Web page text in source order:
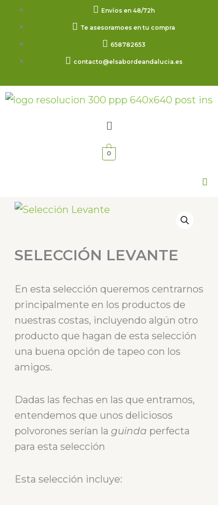
Envíos en 48/72h
Te asesoramoes en tu compra
658782653
contacto@elsabordeandalucia.es
Menú
0
SELECCIÓN LEVANTE
En esta selección queremos centrarnos
principalmente en los productos de
nuestras costas, incluyendo algún otro
producto que hagan de esta selección
una buena opción de tapeo con los
amigos.
Dadas las fechas en las que entramos,
entendemos que unos deliciosos
polvorones serían la guinda perfecta
para esta selección
Esta selección incluye: